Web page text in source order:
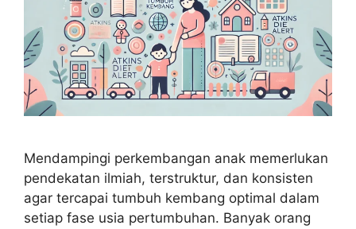
Mendampingi perkembangan anak memerlukan
pendekatan ilmiah, terstruktur, dan konsisten
agar tercapai tumbuh kembang optimal dalam
setiap fase usia pertumbuhan. Banyak orang